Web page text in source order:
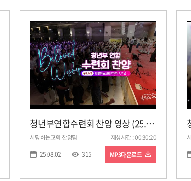
청년부연합수련회 찬양 영상 (25. 8. 2. 오전)
사랑하는교회 찬양팀
재생시간 : 00:30:20
25.08.02
315 MP3다운로드